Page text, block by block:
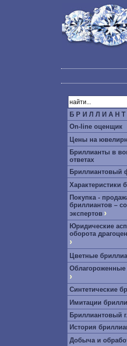
Б Р И Л Л И А Н
On-line оценщик
Цены на
Бриллианты в
ответах
Бриллиантовый
Характеристики
Покупка -
бриллиантов –
экспертов ›
Юридические
оборота
›
Цветные
›
Синтетические
Имитации
Бриллиантовый
История
Добыча и